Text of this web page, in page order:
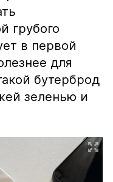
грубого
в первой
для
бутерброд
зеленью и